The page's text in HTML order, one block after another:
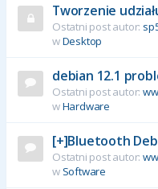
Tworzenie
Ostatni post autor:
wDesktop
debian 12.1
Ostatni post autor:
wHardware
[+]Bluetooth
Ostatni post autor:
w Software